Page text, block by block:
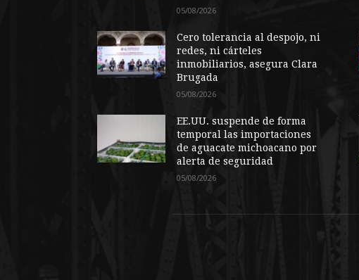
05/08/2026
Cero tolerancia al despojo, ni
redes, ni cárteles
inmobiliarios, asegura Clara
Brugada
05/08/2026
EE.UU. suspende de forma
temporal las importaciones
de aguacate michoacano por
alerta de seguridad
05/08/2026